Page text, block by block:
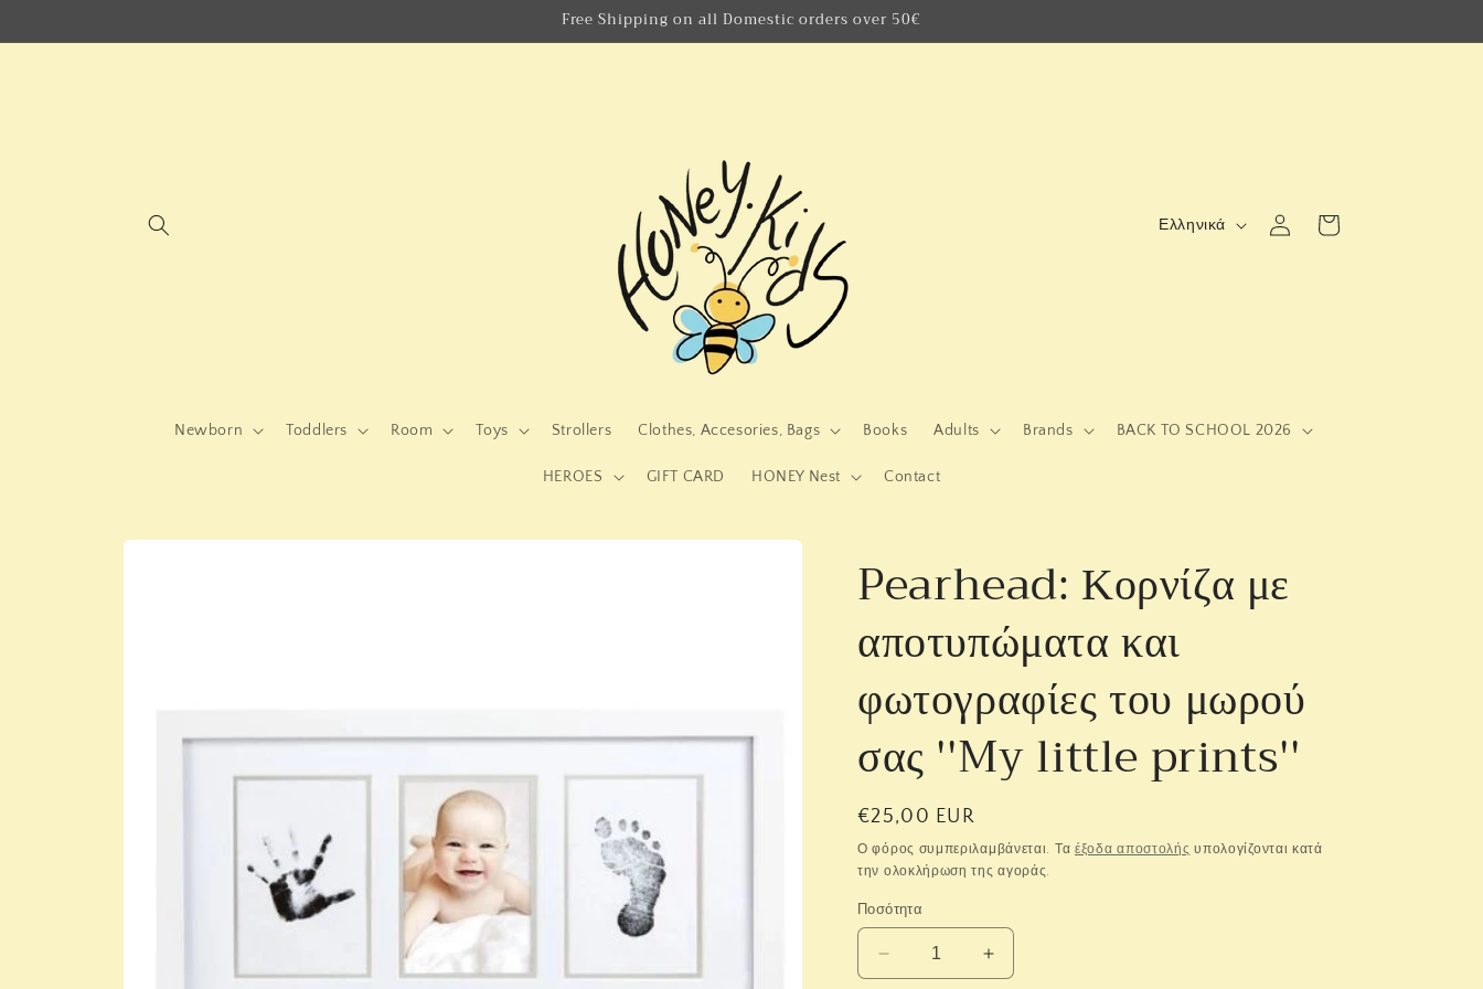
Free Shipping on all Domestic orders over 50€
Newborn Toddlers Room Toys Strollers Clothes, Accesories, Bags Books Adults Brands BACK TO SCHOOL 2026
HEROES GIFT CARD HONEY Nest Contact
ΓΕλληνικά Σύνδεση Καλάθι
Pearhead: Κορνίζα με
αποτυπώματα και
φωτογραφίες του μωρού
σας ''My little prints''
Κανονική
τιμή
€25,00 EUR
Ο φόρος συμπεριλαμβάνεται. Τα έξοδα αποστολής υπολογίζονται κατά
την ολοκλήρωση της αγοράς.
Ποσότητα
Μείωση
Αύξηση